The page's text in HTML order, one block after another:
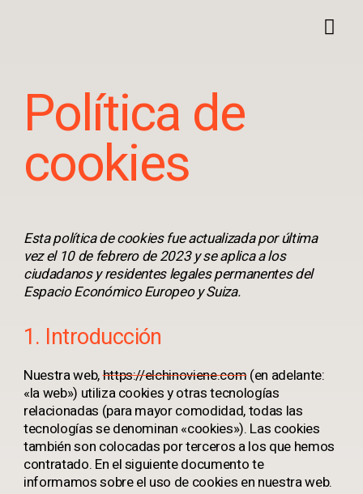
Política de
cookies
Esta política de cookies fue actualizada por última
vez el 10 de febrero de 2023 y se aplica a los
ciudadanos y residentes legales permanentes del
Espacio Económico Europeo y Suiza.
1. Introducción
Nuestra web,https://elchinoviene.com(en adelante:
«la web») utiliza cookies y otras tecnologías
relacionadas (para mayor comodidad, todas las
tecnologías se denominan «cookies»). Las cookies
también son colocadas por terceros a los que hemos
contratado. En el siguiente documento te
informamos sobre el uso de cookies en nuestra web.